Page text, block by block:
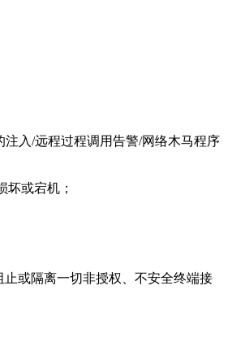
入/远程过程调用告警/网络木马程序
或宕机；
或隔离一切非授权、不安全终端接